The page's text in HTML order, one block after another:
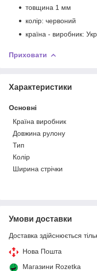
товщина 1 мм
колір: червоний
країна - виробник:
Приховати
Характеристики
Основні
Країна виробник
Довжина рулону
Тип
Колір
Ширина стрічки
Умови доставки
Доставка здійснюється
Нова Пошта
Магазини Rozetka